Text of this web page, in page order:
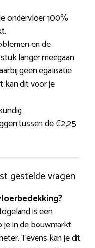
ondervloer 100%
en de
langer meegaan.
geen egalisatie
kan dit voor je
tussen de €2,25
gestelde vragen
is een
je in de bouwmarkt
Tevens kan je dit